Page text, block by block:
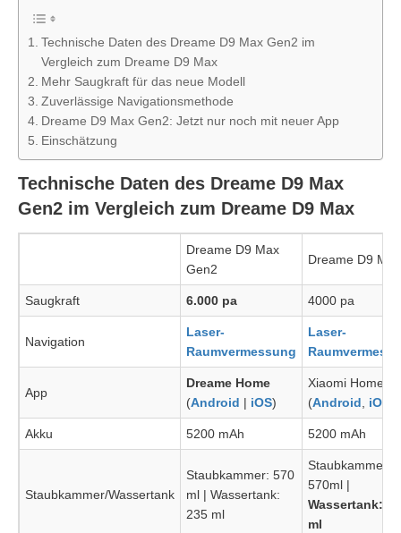
Technische Daten des Dreame D9 Max Gen2 im
Vergleich zum Dreame D9 Max
Mehr Saugkraft für das neue Modell
Zuverlässige Navigationsmethode
Dreame D9 Max Gen2: Jetzt nur noch mit neuer App
Einschätzung
Technische Daten des Dreame D9 Max
Gen2 im Vergleich zum Dreame D9 Max
Dreame D9 Max
Gen2
Dreame D9 Max
Saugkraft 6.000 pa 4000 pa
Navigation
Laser-
Raumvermessung
Laser-
App
Dreame Home
(Android | iOS)
Xiaomi Home
(Android iOS
Akku 5200 mAh 5200 mAh
Staubkammer/Wassertank
Staubkammer: 570
ml | Wassertank:
235 ml
Staubkammer:
570ml |
Wassertank:
ml